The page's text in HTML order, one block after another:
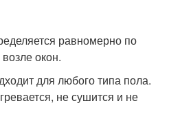
равномерно по
окон.
для любого типа пола.
не сушится и не